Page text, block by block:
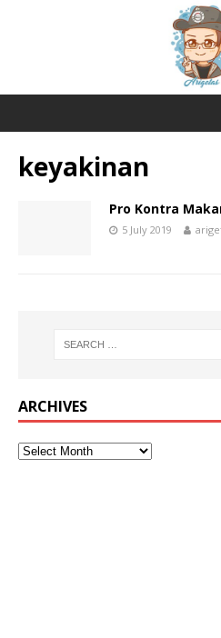
keyakinan
Pro Kontra
5 July 2019
ARCHIVES